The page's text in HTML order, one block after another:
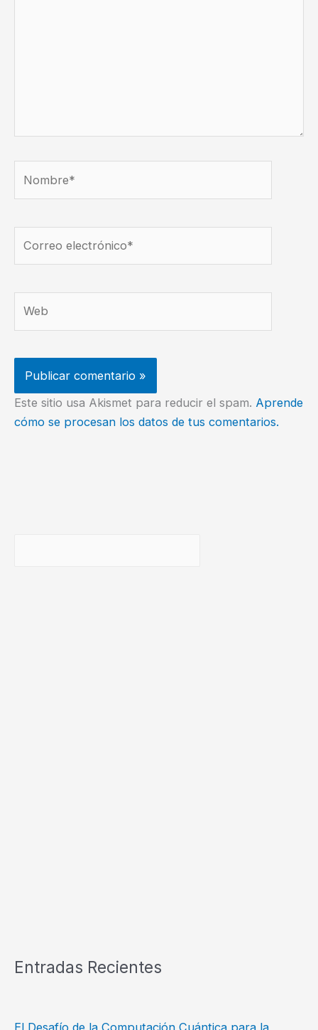
electrónico*
Este sitio usa Akismet para reducir el spam. Aprende
cómo se procesan los datos de tus comentarios.
Entradas Recientes
El Desafío de la Computación Cuántica para la